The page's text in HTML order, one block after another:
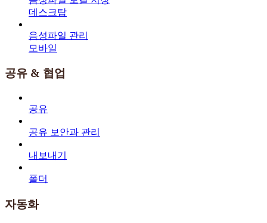
데스크탑
음성파일 관리
모바일
공유 & 협업
공유
공유 보안과 관리
내보내기
폴더
자동화